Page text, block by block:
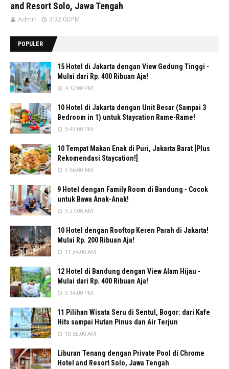
and Resort Solo, Jawa Tengah
Admin 3:32:00 PM
POPULER
15 Hotel di Jakarta dengan View Gedung Tinggi -
Mulai dari Rp. 400 Ribuan Aja!
4:12:00 PM
10 Hotel di Jakarta dengan Unit Besar (Sampai 3
Bedroom in 1) untuk Staycation Rame-Rame!
5:43:00 PM
10 Tempat Makan Enak di Puri, Jakarta Barat [Plus
Rekomendasi Staycation!]
9:56:00 AM
9 Hotel dengan Family Room di Bandung - Cocok
untuk Bawa Anak-Anak!
9:27:00 AM
10 Hotel dengan Rooftop Keren Parah di Jakarta!
Mulai Rp. 200 Ribuan Aja!
11:34:00 AM
12 Hotel di Bandung dengan View Alam Hijau -
Mulai dari Rp. 400 Ribuan Aja!
9:14:00 PM
11 Pilihan Wisata Seru di Sentul, Bogor: dari Kafe
Hits sampai Hutan Pinus dan Air Terjun
10:58:00 AM
Liburan Tenang dengan Private Pool di Chrome
Hotel and Resort Solo, Jawa Tengah